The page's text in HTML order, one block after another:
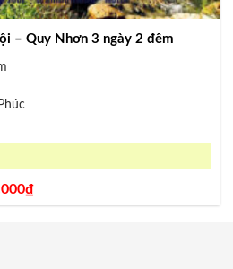
– Quy Nhơn 3 ngày 2 đêm
₫Giá
hiện
tại